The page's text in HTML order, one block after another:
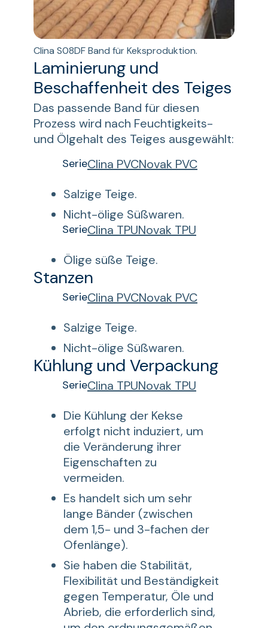
Clina S08DF Band für Keksproduktion.
Laminierung und
Beschaffenheit des Teiges
Das passende Band für diesen
Prozess wird nach Feuchtigkeits-
und Ölgehalt des Teiges ausgewählt:
SerieClina PVCNovak PVC
Salzige Teige.
Nicht-ölige Süßwaren.
SerieClina TPUNovak TPU
Ölige süße Teige.
Stanzen
SerieClina PVCNovak PVC
Salzige Teige.
Nicht-ölige Süßwaren.
Kühlung und Verpackung
SerieClina TPUNovak TPU
Die Kühlung der Kekse
erfolgt nicht induziert, um
die Veränderung ihrer
Eigenschaften zu
vermeiden.
Es handelt sich um sehr
lange Bänder (zwischen
dem 1,5- und 3-fachen der
Ofenlänge).
Sie haben die Stabilität,
Flexibilität und Beständigkeit
gegen Temperatur, Öle und
Abrieb, die erforderlich sind,